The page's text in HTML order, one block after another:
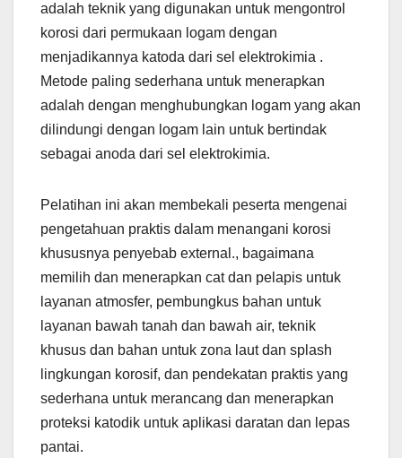
adalah teknik yang digunakan untuk mengontrol
korosi dari permukaan logam dengan
menjadikannya katoda dari sel elektrokimia .
Metode paling sederhana untuk menerapkan
adalah dengan menghubungkan logam yang akan
dilindungi dengan logam lain untuk bertindak
sebagai anoda dari sel elektrokimia.
Pelatihan ini akan membekali peserta mengenai
pengetahuan praktis dalam menangani korosi
khususnya penyebab external., bagaimana
memilih dan menerapkan cat dan pelapis untuk
layanan atmosfer, pembungkus bahan untuk
layanan bawah tanah dan bawah air, teknik
khusus dan bahan untuk zona laut dan splash
lingkungan korosif, dan pendekatan praktis yang
sederhana untuk merancang dan menerapkan
proteksi katodik untuk aplikasi daratan dan lepas
pantai.